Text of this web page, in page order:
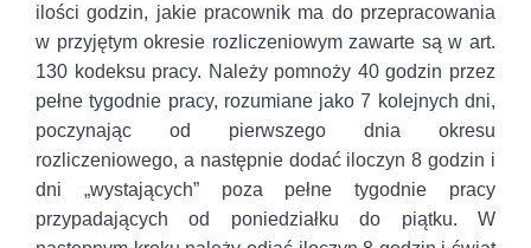
ilości godzin, jakie pracownik ma do przepracowania
w przyjętym okresie rozliczeniowym zawarte są w art.
130 kodeksu pracy. Należy pomnoży 40 godzin przez
pełne tygodnie pracy, rozumiane jako 7 kolejnych dni,
poczynając od pierwszego dnia okresu
rozliczeniowego, a następnie dodać iloczyn 8 godzin i
dni „wystających” poza pełne tygodnie pracy
przypadających od poniedziałku do piątku. W